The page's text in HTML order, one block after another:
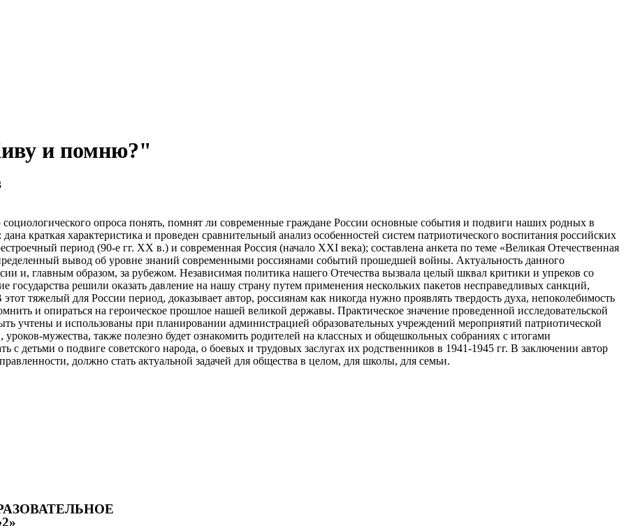
и помню?"
опроса понять, помнят ли современные граждане России основные события и подвиги наших родных в
краткая характеристика и проведен сравнительный анализ особенностей систем патриотического воспитания российских
период (90-е гг. ХХ в.) и современная Россия (начало ХХI века); составлена анкета по теме «Великая Отечественная
вывод об уровне знаний современными россиянами событий прошедшей войны. Актуальность данного
и, главным образом, за рубежом. Независимая политика нашего Отечества вызвала целый шквал критики и упреков со
решили оказать давление на нашу страну путем применения нескольких пакетов несправедливых санкций,
тяжелый для России период, доказывает автор, россиянам как никогда нужно проявлять твердость духа, непоколебимость
и опираться на героическое прошлое нашей великой державы. Практическое значение проведенной исследовательской
учтены и использованы при планировании администрацией образовательных учреждений мероприятий патриотической
мужества, также полезно будет ознакомить родителей на классных и общешкольных собраниях с итогами
детьми о подвиге советского народа, о боевых и трудовых заслугах их родственников в 1941-1945 гг. В заключении автор
должно стать актуальной задачей для общества в целом, для школы, для семьи.